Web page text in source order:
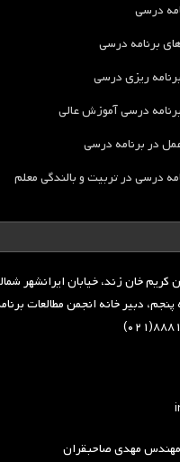
درسی
برنامه درسی
ریزی درسی
درسی آموزش عالی
در برنامه درسی
درسی در تربیت و بالندگی معلم
کریم خان زند، خیابان ایرانشهر
مهدی صاحبقران